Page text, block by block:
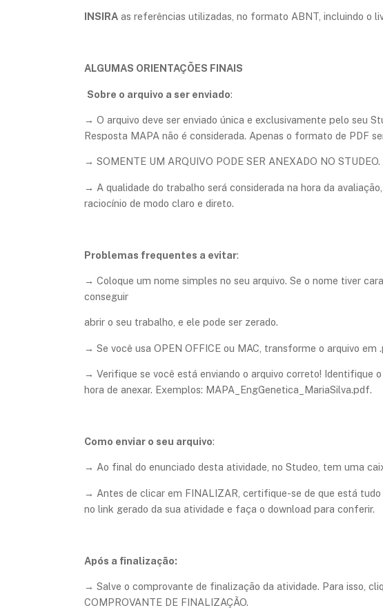
INSIRA as referências utilizadas, no formato ABNT, incluindo o
ALGUMAS ORIENTAÇÕES FINAIS
Sobre o arquivo a ser enviado:
→ O arquivo deve ser enviado única e exclusivamente pelo seu
Resposta MAPA não é considerada. Apenas o formato de PDF
→ SOMENTE UM ARQUIVO PODE SER ANEXADO NO STUDEO.
→ A qualidade do trabalho será considerada na hora da
raciocínio de modo claro e direto.
Problemas frequentes a evitar:
→ Coloque um nome simples no seu arquivo. Se o nome tiver
conseguir
abrir o seu trabalho, e ele pode ser zerado.
→ Se você usa OPEN OFFICE ou MAC, transforme o arquivo
→ Verifique se você está enviando o arquivo correto! Identifique
hora de anexar. Exemplos: MAPA_EngGenetica_MariaSilva.pdf.
Como enviar o seu arquivo:
→ Ao final do enunciado desta atividade, no Studeo, tem uma
→ Antes de clicar em FINALIZAR, certifique-se de que está tudo
no link gerado da sua atividade e faça o download para conferir.
Após a finalização:
→ Salve o comprovante de finalização da atividade. Para isso,
COMPROVANTE DE FINALIZAÇÃO.